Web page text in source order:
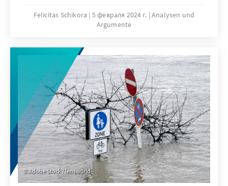
entschlossen mit Reformen gegengesteuert
wird. Vor allem geringverdienende Haushalte,
überproportional hohe Abgaben schultern,
stehen unter dieser Last. Folglich bedarf es
einer gezielten Entlastung dieser Haushalte
direkt innerhalb des Rahmens der
Sozialversicherungen, nicht durch steuerliche
Umwege. Ein Freibetrag in der gesetzlichen
Krankenversicherung könnte die Abgabenlast
sozialversicherungspflichtig Beschäftigter
signifikant reduzieren. Um die Kosten der
Reform überschaubar zu halten, erscheint es
sinnvoll, Freibeträge nur für eine klar
Felicitas Schikora 5 февраля 2024 г. Analysen und
Argumente
Adobe Stock / lensw0rld